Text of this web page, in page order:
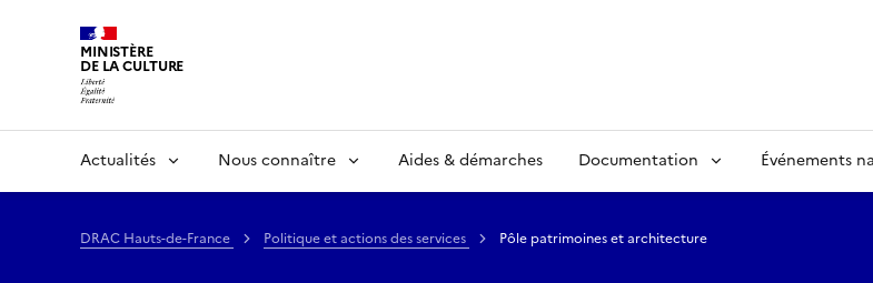
MINISTÈRE
DE LA CULTURE
Actualités Nous connaître Aides & démarches Documentation Événements
DRAC Hauts-de-France Politique et actions des services Pôle patrimoines et architecture